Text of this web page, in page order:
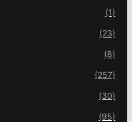
(1)
(23)
(8)
(257)
(30)
(95)